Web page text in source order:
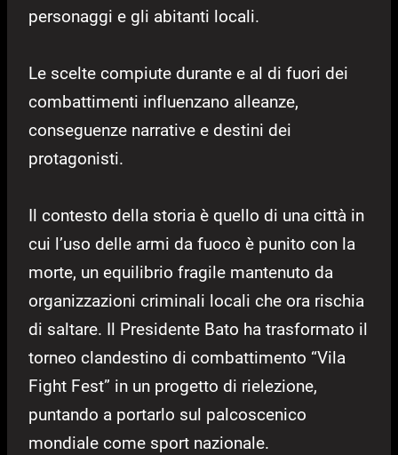
personaggi e gli abitanti locali.
Le scelte compiute durante e al di fuori dei
combattimenti influenzano alleanze,
conseguenze narrative e destini dei
protagonisti.
Il contesto della storia è quello di una città in
cui l’uso delle armi da fuoco è punito con la
morte, un equilibrio fragile mantenuto da
organizzazioni criminali locali che ora rischia
di saltare. Il Presidente Bato ha trasformato il
torneo clandestino di combattimento “Vila
Fight Fest” in un progetto di rielezione,
puntando a portarlo sul palcoscenico
mondiale come sport nazionale.